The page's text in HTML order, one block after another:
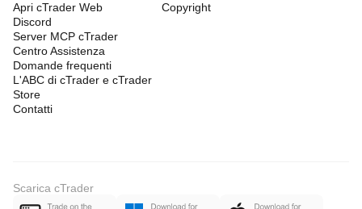
Apri cTrader Web
Discord
Server MCP cTrader
Centro Assistenza
Domande frequenti
L'ABC di cTrader e cTrader
Store
Contatti
Copyright
Scarica cTrader